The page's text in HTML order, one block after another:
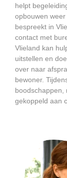
helpt
opbouwen
bespreekt in
contact met
Vlieland kan
uitstellen en
over naar
bewoner.
boodschappen,
gekoppeld aan